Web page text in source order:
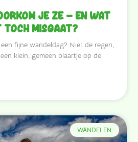
je ze — en wat
misgaat?
fijne wandeldag? Niet de regen,
klein, gemeen blaartje op de
WANDELEN